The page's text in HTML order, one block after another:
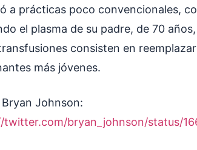
a prácticas poco convencionales,
el plasma de su padre, de 70
consisten en
más jóvenes.
Johnson:
bryan_johnson/status/